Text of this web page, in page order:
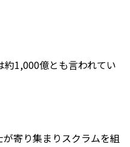
1,000億とも言われてい
寄り集まりスクラムを組